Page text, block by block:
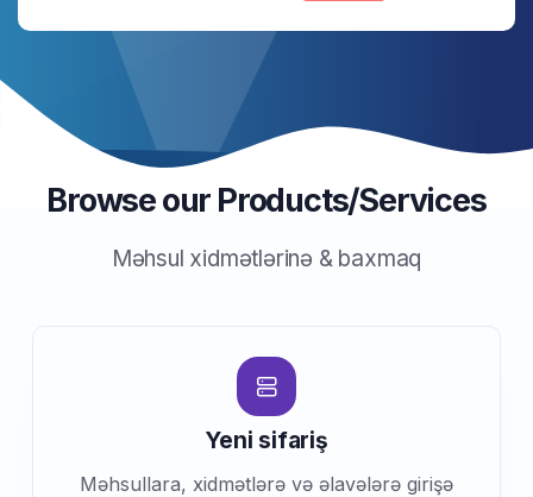
Browse our Products/Services
Məhsul xidmətlərinə & baxmaq
Yeni sifariş
Məhsullara, xidmətlərə və əlavələrə girişə